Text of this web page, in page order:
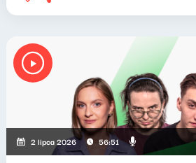
Marcin Mann
2 lipca 2026 56:51